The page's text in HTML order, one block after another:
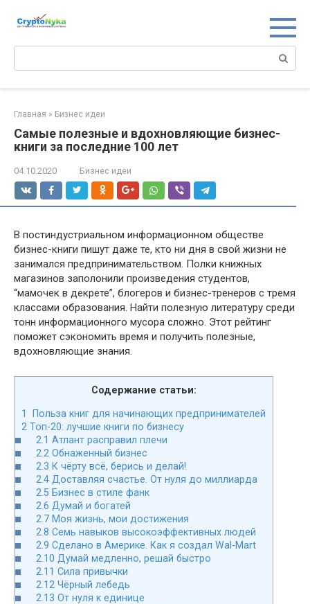
Главная » Бизнес идеи
Самые полезные и вдохновляющие бизнес-
книги за последние 100 лет
04.10.2020 Бизнес идеи
В постиндустриальном информационном обществе
бизнес-книги пишут даже те, кто ни дня в свой жизни не
занимался предпринимательством. Полки книжных
магазинов заполонили произведения студентов,
“мамочек в декрете”, блогеров и бизнес-тренеров с тремя
классами образования. Найти полезную литературу среди
тонн информационного мусора сложно. Этот рейтинг
поможет сэкономить время и получить полезные,
вдохновляющие знания.
Содержание статьи:
1
Польза книг для начинающих предпринимателей
2 Топ-20: лучшие книги по бизнесу
2.1 Атлант расправил плечи
2.2 Обнаженный бизнес
2.3 К чёрту всё, берись и делай!
2.4 Доставляя счастье. От нуля до миллиарда
2.5 Бизнес в стиле фанк
2.6 Думай и богатей
2.7 Моя жизнь, мои достижения
2.8 Семь навыков высокоэффективных людей
2.9 Сделано в Америке. Как я создал Wal-Mart
2.10 Думай медленно, решай быстро
2.11 Сила привычки
2.12 Чёрный лебедь
2.13 От нуля к единице